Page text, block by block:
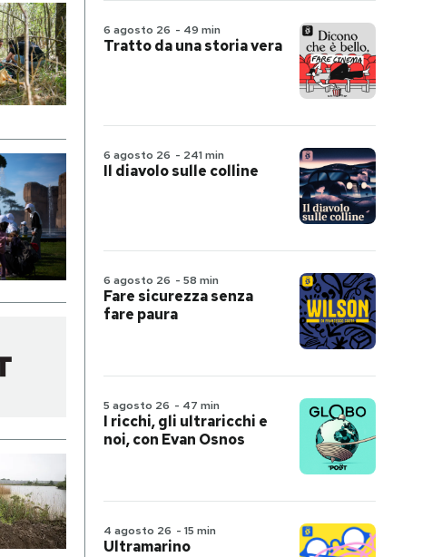
6 agosto 26 - 49 min
Tratto da una storia vera
6 agosto 26 - 241 min
Il diavolo sulle colline
6 agosto 26 - 58 min
Fare sicurezza senza
fare paura
5 agosto 26 - 47 min
I ricchi, gli ultraricchi e
noi, con Evan Osnos
4 agosto 26 - 15 min
Ultramarino